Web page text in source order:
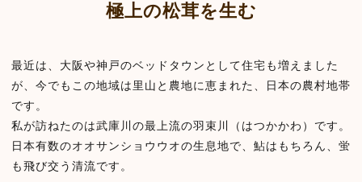
極上の松茸を生む
最近は、大阪や神戸のベッドタウンとして住宅も増えました
が、今でもこの地域は里山と農地に恵まれた、日本の農村地帯
です。
私が訪ねたのは武庫川の最上流の羽束川（はつかかわ）です。
日本有数のオオサンショウウオの生息地で、鮎はもちろん、蛍
も飛び交う清流です。